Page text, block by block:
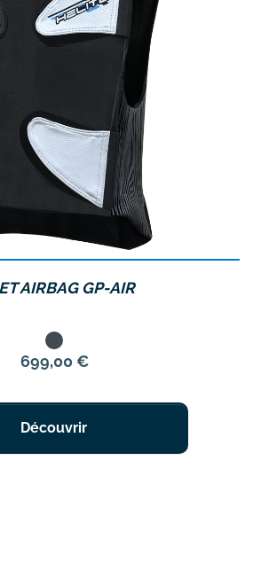
AIRBAG GP-AIR
Noir
699,00 €
Découvrir